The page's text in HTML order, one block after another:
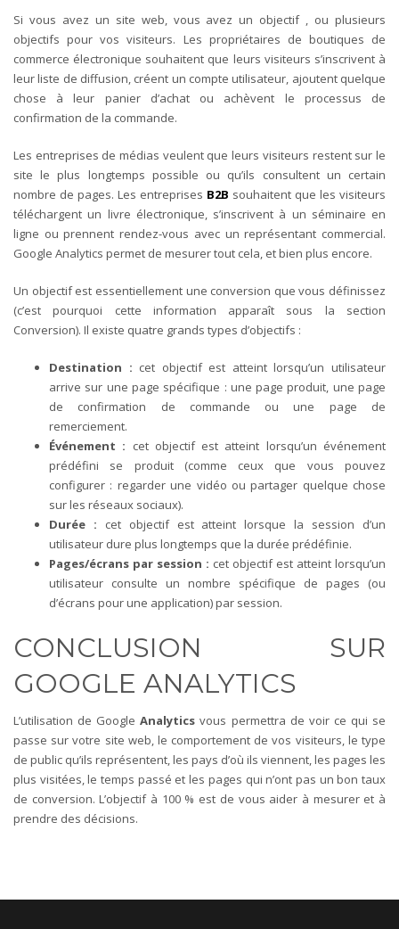
Si vous avez un site web, vous avez un objectif , ou plusieurs
objectifs pour vos visiteurs. Les propriétaires de boutiques de
commerce électronique souhaitent que leurs visiteurs s’inscrivent à
leur liste de diffusion, créent un compte utilisateur, ajoutent quelque
chose à leur panier d’achat ou achèvent le processus de
confirmation de la commande.
Les entreprises de médias veulent que leurs visiteurs restent sur le
site le plus longtemps possible ou qu’ils consultent un certain
nombre de pages. Les entreprises B2B souhaitent que les visiteurs
téléchargent un livre électronique, s’inscrivent à un séminaire en
ligne ou prennent rendez-vous avec un représentant commercial.
Google Analytics permet de mesurer tout cela, et bien plus encore.
Un objectif est essentiellement une conversion que vous définissez
(c’est pourquoi cette information apparaît sous la section
Conversion). Il existe quatre grands types d’objectifs :
Destination : cet objectif est atteint lorsqu’un utilisateur
arrive sur une page spécifique : une page produit, une page
de confirmation de commande ou une page de
remerciement.
Événement : cet objectif est atteint lorsqu’un événement
prédéfini se produit (comme ceux que vous pouvez
configurer : regarder une vidéo ou partager quelque chose
sur les réseaux sociaux).
Durée : cet objectif est atteint lorsque la session d’un
utilisateur dure plus longtemps que la durée prédéfinie.
Pages/écrans par session : cet objectif est atteint lorsqu’un
utilisateur consulte un nombre spécifique de pages (ou
d’écrans pour une application) par session.
CONCLUSION SUR
GOOGLE ANALYTICS
L’utilisation de GoogleAnalytics vous permettra de voir ce qui se
passe sur votre site web, le comportement de vos visiteurs, le type
de public qu’ils représentent, les pays d’où ils viennent, les pages les
plus visitées, le temps passé et les pages qui n’ont pas un bon taux
de conversion. L’objectif à 100 % est de vous aider à mesurer et à
prendre des décisions.